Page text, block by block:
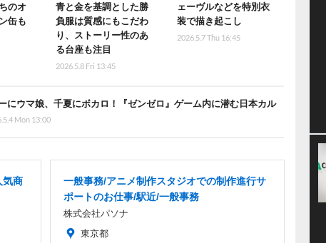
のオ
缶も
青と金を基調とした勝
負服は質感にもこだわ
り、ストーリー性のあ
る台座も注目
2026.5.8 Fri 13:45
ェーヴルなどを特別衣
装で描き起こし
2026.5.7 Thu 16:45
にウマ娘、千夏にボカロ！『ゼンゼロ』ゲーム内に潜む日本カル
Mon 13:00
気商
一般事務/アニメ制作スタジオでの制作進行サ
ポートのお仕事/駅近/一般事務
株式会社パソナ
東京都